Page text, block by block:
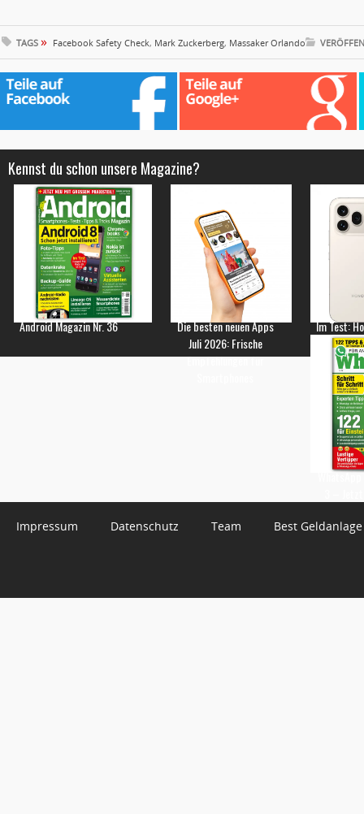
TAGS » Facebook Safety Check, Mark Zuckerberg, Massaker Orlando
Kennst du schon unsere Magazine?
Android Magazin Nr. 36
Die besten neuen Apps
Juli 2026: Frische
Empfehlungen für
Im Test:
Impressum Datenschutz Team Best Geldanlage